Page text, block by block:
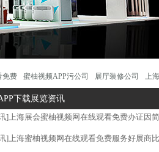
免费 蜜柚视频APP污公司 展厅装修公司 上
下载展览资讯
]上海展会蜜柚视频网在线观看免费办证因
]上海蜜柚视频网在线观看免费服务好展商